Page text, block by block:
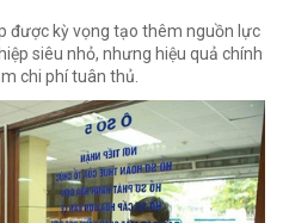
được kỳ vọng tạo thêm nguồn lực
siêu nhỏ, nhưng hiệu quả chính
chi phí tuân thủ.